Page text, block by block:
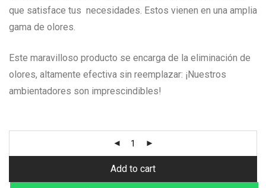
que satisface tus necesidades. Estos vienen en una amplia
gama de olores.
Este maravilloso producto se encarga de la eliminación de
olores, altamente efectiva sin reemplazar: ¡Nuestros
ambientadores son imprescindibles!
Add to cart